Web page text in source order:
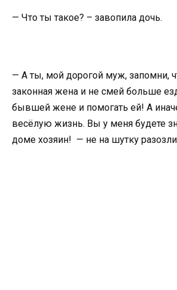
— Что ты такое? – завопила дочь.
— А ты, мой дорогой муж, запомни,
законная жена и не смей больше
бывшей жене и помогать ей! А
весёлую жизнь. Вы у меня будете
доме хозяин! — не на шутку